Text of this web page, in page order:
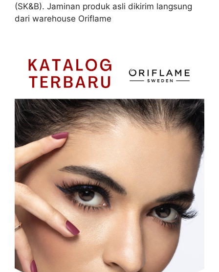
(SK&B). Jaminan produk asli dikirim langsung
dari warehouse Oriflame